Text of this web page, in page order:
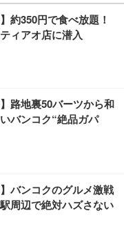
約350円で食べ放題！
ィアオ店に潜入
路地裏50バーツから和
バンコク“絶品ガパ
バンコクのグルメ激戦
周辺で絶対ハズさない